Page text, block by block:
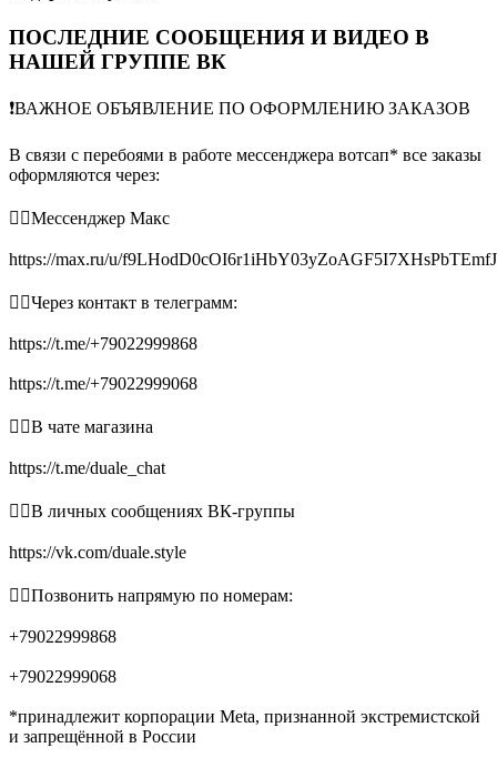
ПОСЛЕДНИЕ СООБЩЕНИЯ И ВИДЕО В
НАШЕЙ ГРУППЕ ВК
❗️ВАЖНОЕ ОБЪЯВЛЕНИЕ ПО ОФОРМЛЕНИЮ ЗАКАЗОВ
В связи с перебоями в работе мессенджера вотсап* все заказы
оформляются через:
👉🏻Мессенджер Макс
https://max.ru/u/
👉🏻Через контакт в телеграмм:
https://t.me/+79022999868
https://t.me/+79022999068
👉🏻В чате магазина
https://t.me/duale_chat
👉🏻В личных сообщениях ВК-группы
https://vk.com/duale.style
👉🏻Позвонить напрямую по номерам:
+79022999868
+79022999068
*принадлежит корпорации Meta, признанной экстремистской
и запрещённой в России